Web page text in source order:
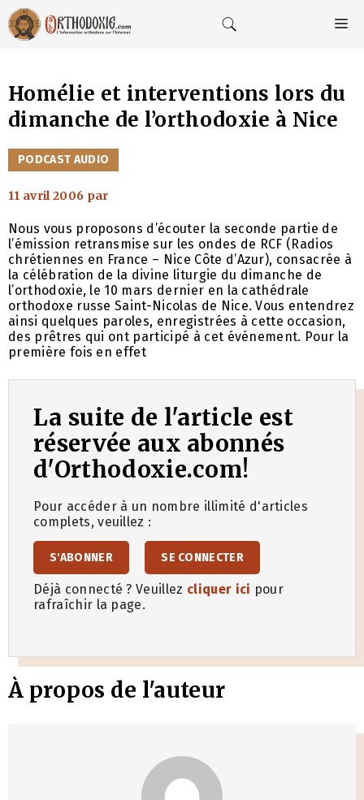
Aller
au
contenu
Homélie et interventions lors du
dimanche de l’orthodoxie à Nice
CATÉGORIES
PODCAST AUDIO
11 avril 2006 par
Nous vous proposons d’écouter la seconde partie de
l’émission retransmise sur les ondes de RCF (Radios
chrétiennes en France – Nice Côte d’Azur), consacrée à
la célébration de la divine liturgie du dimanche de
l’orthodoxie, le 10 mars dernier en la cathédrale
orthodoxe russe Saint-Nicolas de Nice. Vous entendrez
ainsi quelques paroles, enregistrées à cette occasion,
des prêtres qui ont participé à cet événement. Pour la
première fois en effet
La suite de l'article est
réservée aux abonnés
d'Orthodoxie.com!
Pour accéder à un nombre illimité d'articles
complets, veuillez :
S'ABONNER SE CONNECTER
Déjà connecté ? Veuillez cliquer ici pour
rafraîchir la page.
À propos de l'auteur